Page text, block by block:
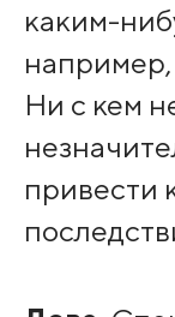
каким-
Ни с кем
привести